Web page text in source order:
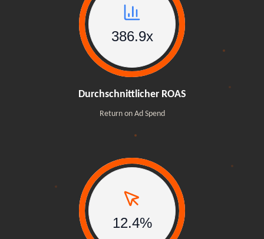
387x
387x
Durchschnittlicher ROAS
Return on Ad Spend
12.4%
12.4%